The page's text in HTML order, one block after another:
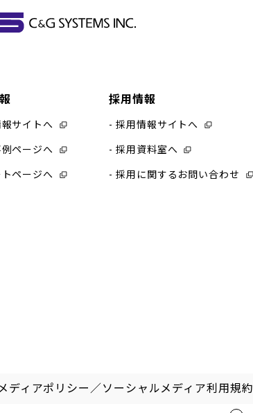
サイトへ
ページへ
ページへ
採用情報
採用情報サイトへ
採用資料室へ
採用に関するお問い合わせ
ディアポリシー／ソーシャルメディア利用規約